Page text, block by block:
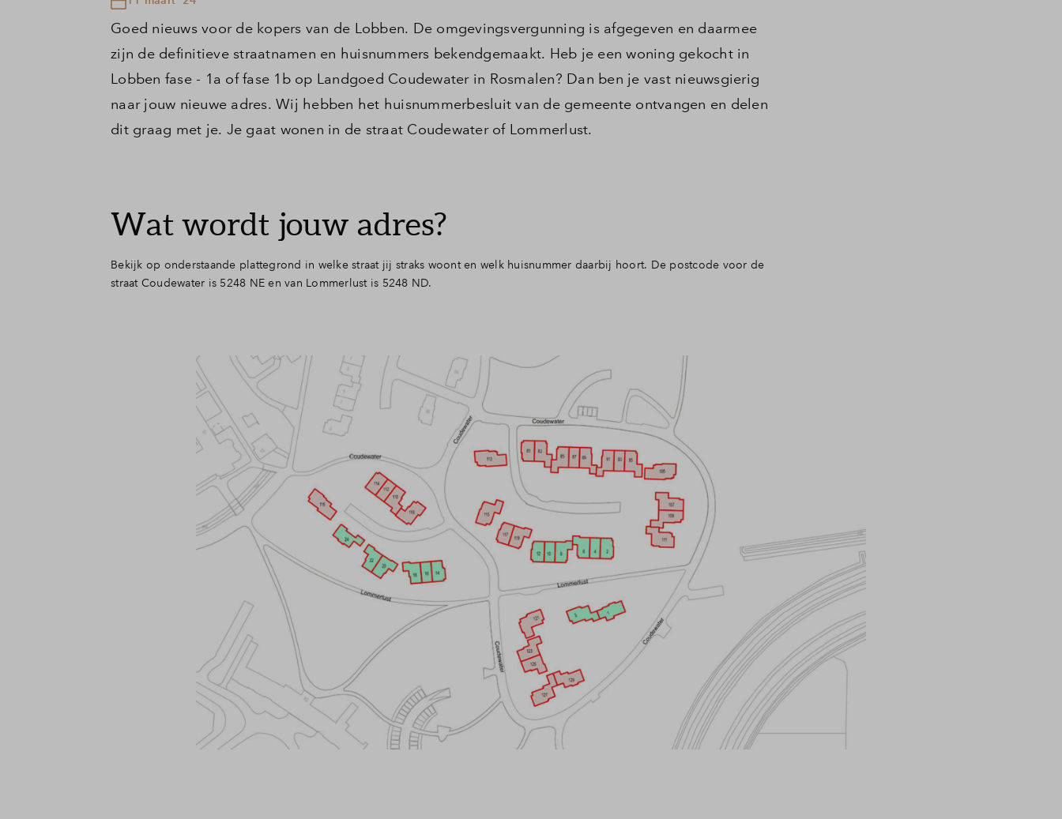
Goed nieuws voor de kopers van de Lobben. De omgevingsvergunning is afgegeven en daarmee
zijn de definitieve straatnamen en huisnummers bekendgemaakt. Heb je een woning gekocht in
Lobben fase - 1a of fase 1b op Landgoed Coudewater in Rosmalen? Dan ben je vast nieuwsgierig
naar jouw nieuwe adres. Wij hebben het huisnummerbesluit van de gemeente ontvangen en delen
dit graag met je. Je gaat wonen in de straat Coudewater of Lommerlust.
Wat wordt jouw adres?
Bekijk op onderstaande plattegrond in welke straat jij straks woont en welk huisnummer daarbij hoort. De postcode voor de
straat Coudewater is 5248 NE en van Lommerlust is 5248 ND.